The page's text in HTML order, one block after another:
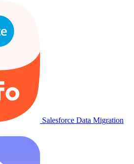
Salesforce Data Migration